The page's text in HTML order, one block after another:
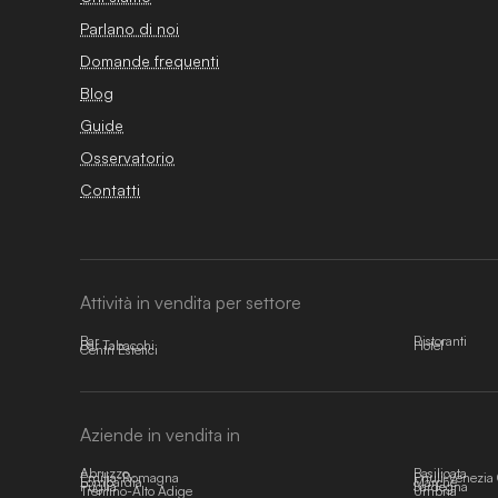
Parlano di noi
Domande frequenti
Blog
Guide
Osservatorio
Contatti
Attività in vendita per settore
Bar Ristoranti
Bar Tabacchi Hotel
Centri Estetici
Aziende in vendita in
Abruzzo Basilicata
Emilia-Romagna Friuli-Venezia
Lombardia Marche
Puglia Sardegna
Trentino-Alto Adige Umbria